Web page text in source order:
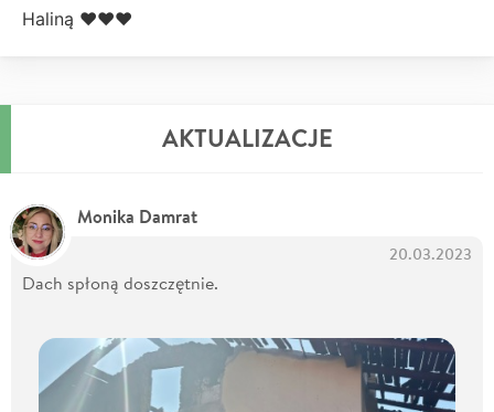
Haliną ❤️❤️❤️
AKTUALIZACJE
Monika Damrat
20.03.2023
Dach spłoną doszczętnie.